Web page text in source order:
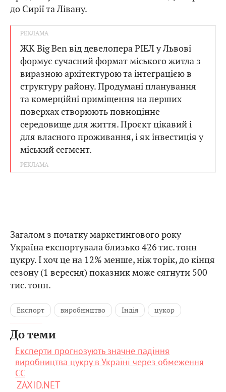
до Сирії та Лівану.
ЖК Big Ben від девелопера РІЕЛ у Львові
формує сучасний формат міського житла з
виразною архітектурою та інтеграцією в
структуру району. Продумані планування
та комерційні приміщення на перших
поверхах створюють повноцінне
середовище для життя. Проєкт цікавий і
для власного проживання, і як інвестиція у
міський сегмент.
Загалом з початку маркетингового року
Україна експортувала близько 426 тис. тонн
цукру. І хоч це на 12% менше, ніж торік, до кінця
сезону (1 вересня) показник може сягнути 500
тис. тонн.
Експорт виробництво Індія цукор
До теми
Експерти прогнозують значне падіння
виробництва цукру в Україні через обмеження
ЄС
ZAXID.NET